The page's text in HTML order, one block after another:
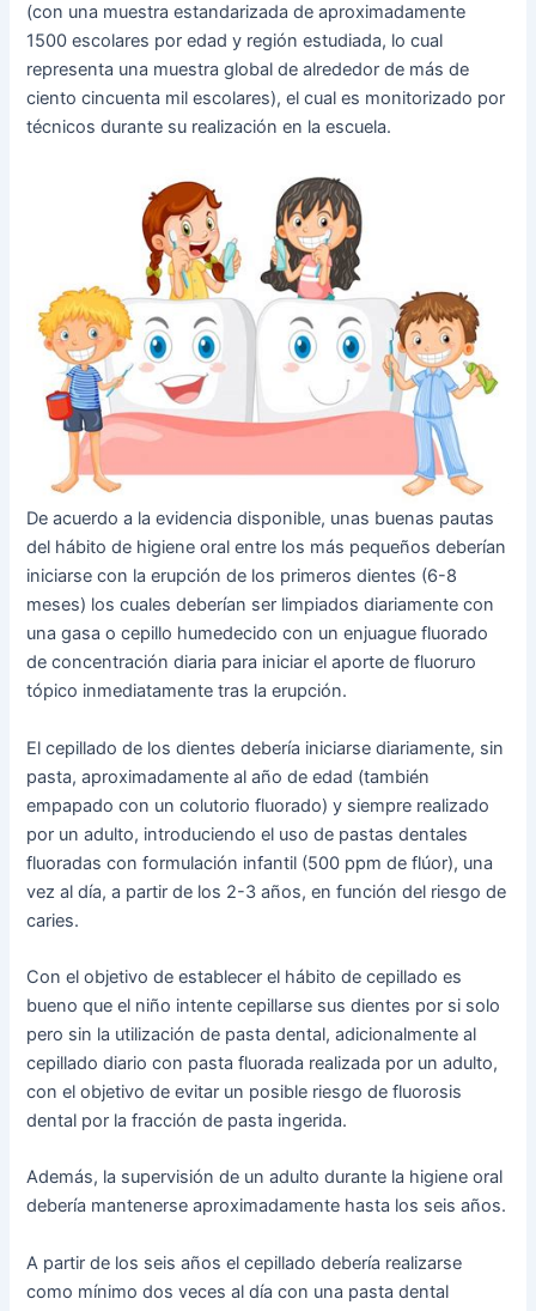
(con una muestra estandarizada de aproximadamente
1500 escolares por edad y región estudiada, lo cual
representa una muestra global de alrededor de más de
ciento cincuenta mil escolares), el cual es monitorizado por
técnicos durante su realización en la escuela.
De acuerdo a la evidencia disponible, unas buenas pautas
del hábito de higiene oral entre los más pequeños deberían
iniciarse con la erupción de los primeros dientes (6-8
meses) los cuales deberían ser limpiados diariamente con
una gasa o cepillo humedecido con un enjuague fluorado
de concentración diaria para iniciar el aporte de fluoruro
tópico inmediatamente tras la erupción.
El cepillado de los dientes debería iniciarse diariamente, sin
pasta, aproximadamente al año de edad (también
empapado con un colutorio fluorado) y siempre realizado
por un adulto, introduciendo el uso de pastas dentales
fluoradas con formulación infantil (500 ppm de flúor), una
vez al día, a partir de los 2-3 años, en función del riesgo de
caries.
Con el objetivo de establecer el hábito de cepillado es
bueno que el niño intente cepillarse sus dientes por si solo
pero sin la utilización de pasta dental, adicionalmente al
cepillado diario con pasta fluorada realizada por un adulto,
con el objetivo de evitar un posible riesgo de fluorosis
dental por la fracción de pasta ingerida.
Además, la supervisión de un adulto durante la higiene oral
debería mantenerse aproximadamente hasta los seis años.
A partir de los seis años el cepillado debería realizarse
como mínimo dos veces al día con una pasta dental